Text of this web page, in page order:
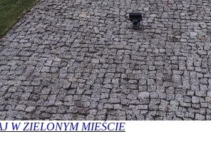
W ZIELONYM MIEŚCIE